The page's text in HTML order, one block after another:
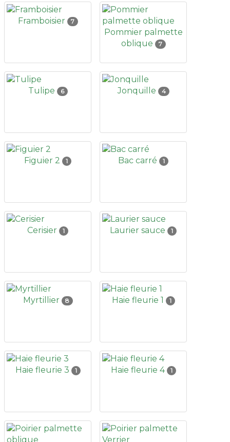
Framboisier 7
Pommier palmette
oblique
7
Tulipe 6 Jonquille 4
Figuier 2 1 Bac carré 1
Cerisier 1 Laurier sauce 1
Myrtillier 8 Haie fleurie 1 1
Haie fleurie 3 1 Haie fleurie 4 1